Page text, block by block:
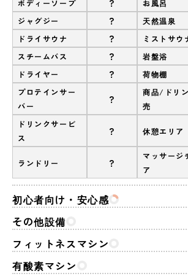
ボディーソープ お風呂
ジャグジー ? 天然温泉
ドライサウナ ? ミストサウ
スチームバス ? 岩盤浴
ドライヤー ? 荷物棚
プロテインサー
バー
?
商品/ドリ
売
ドリンクサービ
ス
? 休憩エリア
ランドリー ?
マッサージ
ア
初心者向け・安心感
その他設備
フィットネスマシン
有酸素マシン